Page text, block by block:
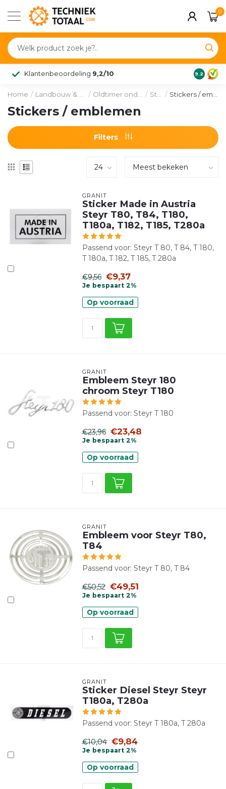
0
Klantenbeoordeling 9,2/10 9.2
Home / / / /
Stickers / emblemen
Filters
GRANIT
Sticker Made in Austria
Steyr T80, T84, T180,
T180a, T182, T185, T280a
Passend voor: Steyr T 80, T 84, T 180,
T 180a, T 182, T 185, T 280a
€9,56 €9,37
Je bespaart 2%
Op voorraad
GRANIT
Embleem Steyr 180
chroom Steyr T180
Passend voor: Steyr T 180
€23,96 €23,48
Je bespaart 2%
Op voorraad
GRANIT
Embleem voor Steyr T80,
T84
Passend voor: Steyr T 80, T 84
€50,52 €49,51
Je bespaart 2%
Op voorraad
GRANIT
Sticker Diesel Steyr Steyr
T180a, T280a
Passend voor: Steyr T 180a, T 280a
€10,04 €9,84
Je bespaart 2%
Op voorraad